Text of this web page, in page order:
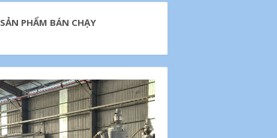
SẢN PHẨM BÁN CHẠY